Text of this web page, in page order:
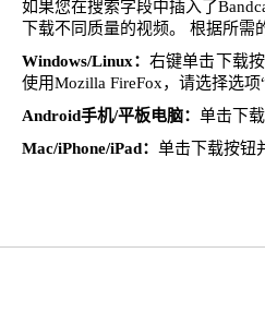
如果您在搜索字段中插入了
下载不同质量的视频。 根据所需
Windows/Linux：右键单击下载
使用Mozilla FireFox，请选择选项
Android手机/平板电脑： 单击下
Mac/iPhone/iPad： 单击下载按钮